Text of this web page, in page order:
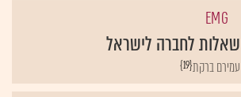
EMG
שאלות לחברה לישראל
{19}עמירם ברקת